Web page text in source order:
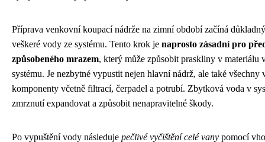
Příprava venkovní koupací nádrže na zimní období začíná
veškeré vody ze systému. Tento krok je naprosto zásadní pro
způsobeného mrazem, který může způsobit praskliny v materiálu
systému. Je nezbytné vypustit nejen hlavní nádrž, ale také všechny
komponenty včetně filtrací, čerpadel a potrubí. Zbytková voda v
zmrznutí expandovat a způsobit nenapravitelné škody.
Po vypuštění vody následuje pečlivé vyčištění celé vany pomocí